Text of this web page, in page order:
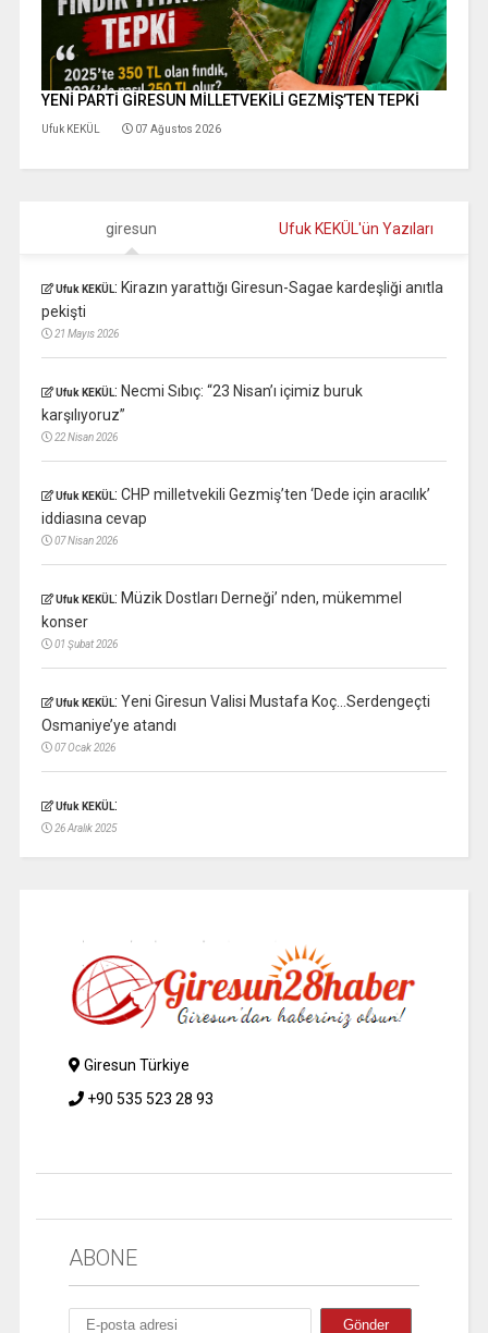
YENİ PARTİ GİRESUN MİLLETVEKİLİ GEZMİŞ’TEN TEPKİ
Ufuk KEKÜL 07 Ağustos 2026
giresun Ufuk KEKÜL'ün Yazıları
Ufuk KEKÜL: Kirazın yarattığı Giresun-Sagae kardeşliği anıtla
pekişti
21 Mayıs 2026
Ufuk KEKÜL: Necmi Sıbıç: “23 Nisan’ı içimiz buruk
karşılıyoruz”
22 Nisan 2026
Ufuk KEKÜL: CHP milletvekili Gezmiş’ten ‘Dede için aracılık’
iddiasına cevap
07 Nisan 2026
Ufuk KEKÜL: Müzik Dostları Derneği’ nden, mükemmel
konser
01 Şubat 2026
Ufuk KEKÜL: Yeni Giresun Valisi Mustafa Koç…Serdengeçti
Osmaniye’ye atandı
07 Ocak 2026
Ufuk KEKÜL:
26 Aralık 2025
Giresun Türkiye
+90 535 523 28 93
ABONE